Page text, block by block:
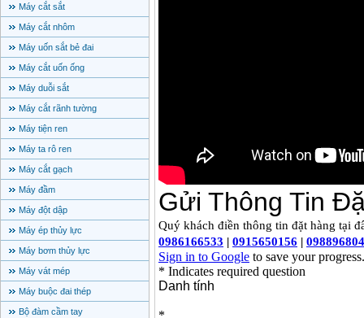
Máy cắt sắt
Máy cắt nhôm
Máy uốn sắt bẻ đai
Máy cắt uốn ống
Máy duỗi sắt
Máy cắt rãnh tường
Máy tiện ren
Máy ta rô ren
Máy cắt gạch
Máy đầm
Máy đột dập
Máy ép thủy lực
Máy bơm thủy lực
Máy vát mép
Máy buộc đai thép
Bộ đàm cầm tay